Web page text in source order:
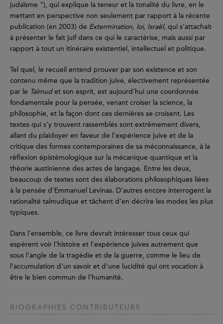
judaïsme "), qui explique la teneur et la tonalité du livre, en le
mettant en perspective non seulement par rapport à la récente
publication (en 2003) de Extermination, loi, Israël, qui s’attachait
à présenter le fait juif dans ce qui le caractérise, mais aussi par
rapport à tout un itinéraire existentiel, intellectuel et politique.
Tel quel, le recueil entend prouver par son existence et son
contenu même que la tradition juive, électivement représentée
par le Talmudet son esprit, est aujourd’hui une coordonnée
fondamentale pour la pensée, venant croiser la science, la
philosophie, et la façon dont ces dernières se croisent. Les
textes qui s’y trouvent rassemblés sont extrêmement divers,
allant du plaidoyer en faveur de l’expérience juive et de la
critique des formes contemporaines de sa méconnaissance, à la
réflexion épistémologique sur la mécanique quantique et la
théorie austinienne des actes de langage. Entre les deux,
beaucoup de textes sont des élaborations philosophiques liées
à la pensée d’Emmanuel Levinas. D’autres encore interrogent la
rationalité talmudique et tâchent d’en décrire les modes les plus
typiques.
Dans l’ensemble, ce livre devrait intéresser tous ceux qui
espèrent voir l’histoire et l’expérience juives autrement que
sous l’angle de la tragédie et de la guerre, comme le lieu de
l’accumulation d’un savoir et d’une lucidité qui ont vocation à
être le bien commun de l’humanité.
BIOGRAPHIES CONTRIBUTEURS